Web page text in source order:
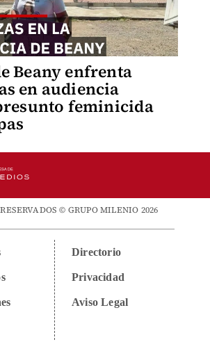
Beany enfrenta
en audiencia
feminicida
© GRUPO MILENIO 2026
Directorio
Privacidad
Aviso Legal